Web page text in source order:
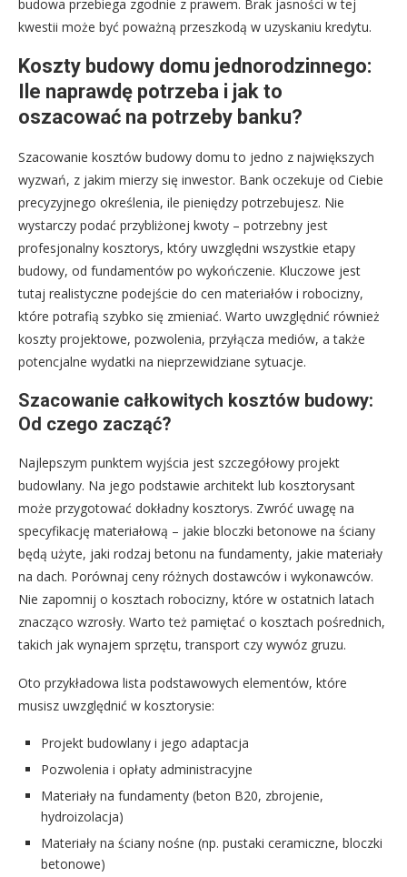
budowa przebiega zgodnie z prawem. Brak jasności w tej
kwestii może być poważną przeszkodą w uzyskaniu kredytu.
Koszty budowy domu jednorodzinnego:
Ile naprawdę potrzeba i jak to
oszacować na potrzeby banku?
Szacowanie kosztów budowy domu to jedno z największych
wyzwań, z jakim mierzy się inwestor. Bank oczekuje od Ciebie
precyzyjnego określenia, ile pieniędzy potrzebujesz. Nie
wystarczy podać przybliżonej kwoty – potrzebny jest
profesjonalny kosztorys, który uwzględni wszystkie etapy
budowy, od fundamentów po wykończenie. Kluczowe jest
tutaj realistyczne podejście do cen materiałów i robocizny,
które potrafią szybko się zmieniać. Warto uwzględnić również
koszty projektowe, pozwolenia, przyłącza mediów, a także
potencjalne wydatki na nieprzewidziane sytuacje.
Szacowanie całkowitych kosztów budowy:
Od czego zacząć?
Najlepszym punktem wyjścia jest szczegółowy projekt
budowlany. Na jego podstawie architekt lub kosztorysant
może przygotować dokładny kosztorys. Zwróć uwagę na
specyfikację materiałową – jakie bloczki betonowe na ściany
będą użyte, jaki rodzaj betonu na fundamenty, jakie materiały
na dach. Porównaj ceny różnych dostawców i wykonawców.
Nie zapomnij o kosztach robocizny, które w ostatnich latach
znacząco wzrosły. Warto też pamiętać o kosztach pośrednich,
takich jak wynajem sprzętu, transport czy wywóz gruzu.
Oto przykładowa lista podstawowych elementów, które
musisz uwzględnić w kosztorysie:
Projekt budowlany i jego adaptacja
Pozwolenia i opłaty administracyjne
Materiały na fundamenty (beton B20, zbrojenie,
hydroizolacja)
Materiały na ściany nośne (np. pustaki ceramiczne, bloczki
betonowe)